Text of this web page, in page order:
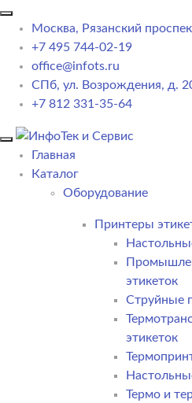
Москва, Рязанский
+7 495 744-02-19
office@infots.ru
СПб, ул. Возрождения, д.
+7 812 331-35-64
Главная
Каталог
Оборудование
Принтеры
этикеток
Струйные
этикеток
Термо и